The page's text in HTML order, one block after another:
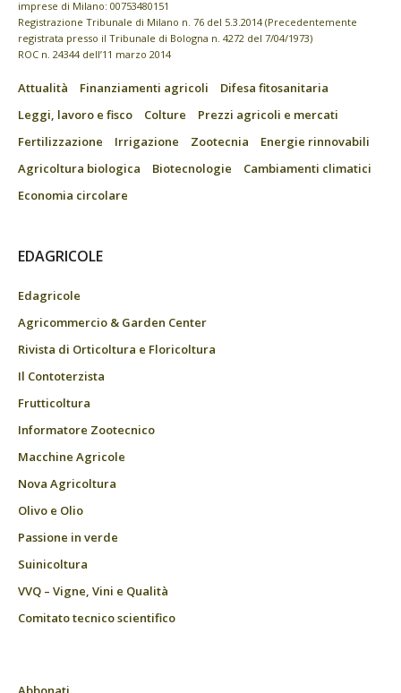
imprese di Milano: 00753480151
Registrazione Tribunale di Milano n. 76 del 5.3.2014 (Precedentemente
registrata presso il Tribunale di Bologna n. 4272 del 7/04/1973)
ROC n. 24344 dell’11 marzo 2014
Attualità Finanziamenti agricoli
Difesa fitosanitaria
Leggi, lavoro e fisco
Colture
Prezzi agricoli e mercati
Fertilizzazione
Irrigazione Zootecnia
Energie rinnovabili
Agricoltura biologica
Biotecnologie
Cambiamenti climatici
Economia circolare
EDAGRICOLE
Edagricole
Agricommercio & Garden Center
Rivista di Orticoltura e Floricoltura
Il Contoterzista
Frutticoltura
Informatore Zootecnico
Macchine Agricole
Nova Agricoltura
Olivo e Olio
Passione in verde
Suinicoltura
VVQ – Vigne, Vini e Qualità
Comitato tecnico scientifico